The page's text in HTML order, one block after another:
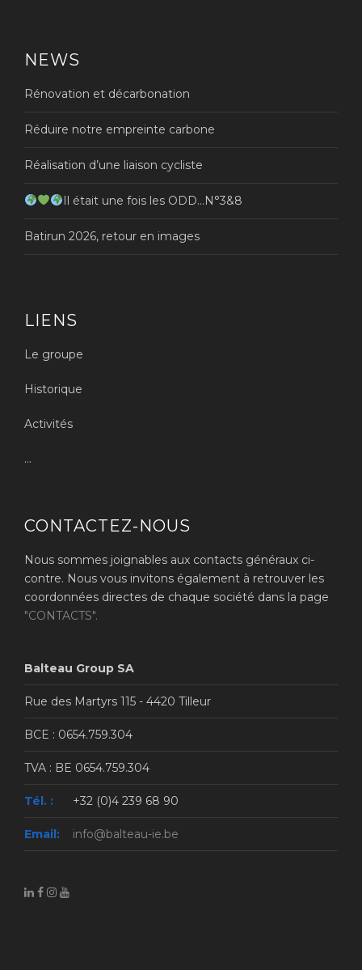
NEWS
Rénovation et décarbonation
Réduire notre empreinte carbone
Réalisation d’une liaison cycliste
Il était une fois les ODD…N°3&8
Batirun 2026, retour en images
LIENS
Le groupe
Historique
Activités
...
CONTACTEZ-NOUS
Nous sommes joignables aux contacts généraux ci-
contre. Nous vous invitons également à retrouver les
coordonnées directes de chaque société dans la page
"CONTACTS".
Balteau Group SA
Rue des Martyrs 115 - 4420 Tilleur
BCE : 0654.759.304
TVA : BE 0654.759.304
Tél. : +32 (0)4 239 68 90
Email: info@balteau-ie.be